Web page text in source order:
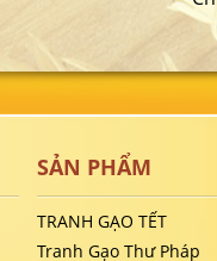
SẢN PHẨM
TRANH GẠO TẾT
Tranh Gạo Thư Pháp